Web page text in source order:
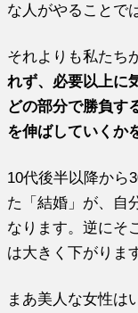
な人がやることで
それよりも私たち
れず、必要以上に
どの部分で勝負す
を伸ばしていくか
10代後半以降から
た「結婚」が、自
なります。逆にそ
は大きく下がりま
まあ美人な女性は